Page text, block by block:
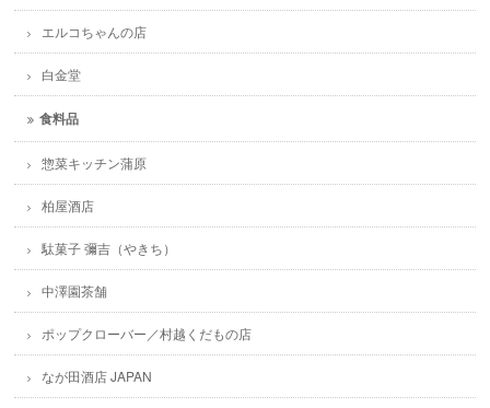
エルコちゃんの店
白金堂
食料品
惣菜キッチン蒲原
柏屋酒店
駄菓子 彌吉（やきち）
中澤園茶舗
ポップクローバー／村越くだもの店
なが田酒店 JAPAN